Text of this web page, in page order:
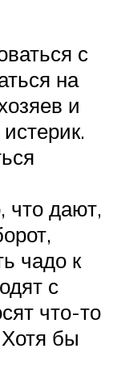
с
на
и
что дают,
чадо к
с
что-то
бы